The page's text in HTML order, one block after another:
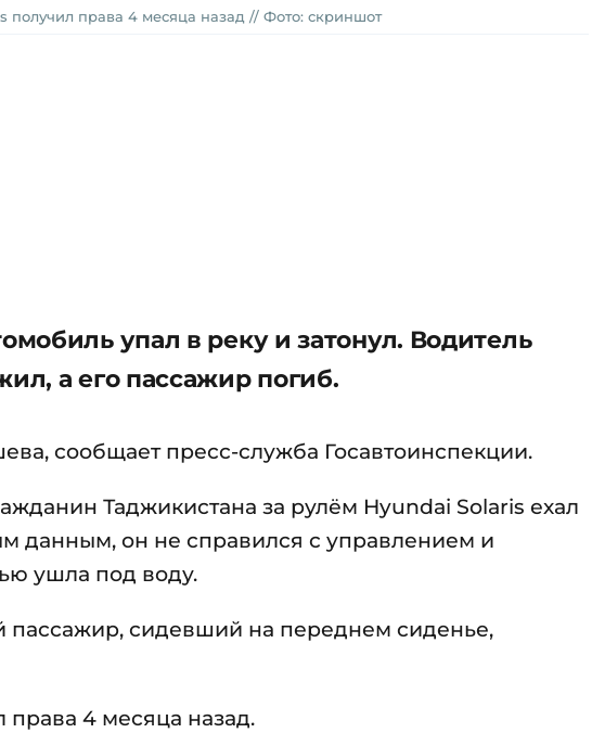
получил права 4 месяца назад // Фото: скриншот
упал в реку и затонул. Водитель
а его пассажир погиб.
сообщает пресс-служба Госавтоинспекции.
Таджикистана за рулём Hyundai Solaris ехал
данным, он не справился с управлением и
ушла под воду.
пассажир, сидевший на переднем сиденье,
права 4 месяца назад.